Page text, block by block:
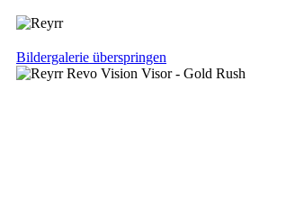
Bildergalerie überspringen